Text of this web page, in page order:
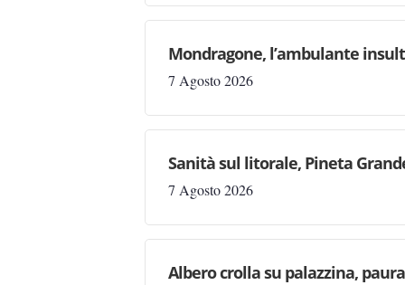
Mondragone, l’ambulante
7 Agosto 2026
Sanità sul litorale, Pineta
7 Agosto 2026
Albero crolla su palazzina,